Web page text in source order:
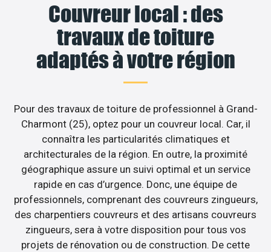
Couvreur local : des
travaux de toiture
adaptés à votre région
Pour des travaux de toiture de professionnel à Grand-
Charmont (25), optez pour un couvreur local. Car, il
connaîtra les particularités climatiques et
architecturales de la région. En outre, la proximité
géographique assure un suivi optimal et un service
rapide en cas d’urgence. Donc, une équipe de
professionnels, comprenant des couvreurs zingueurs,
des charpentiers couvreurs et des artisans couvreurs
zingueurs, sera à votre disposition pour tous vos
projets de rénovation ou de construction. De cette